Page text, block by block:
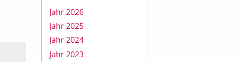
Jahr 2026
Jahr 2025
Jahr 2024
Jahr 2023